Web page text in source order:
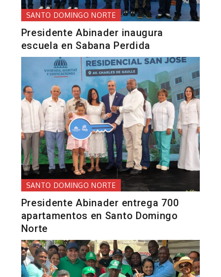
SANTO DOMINGO NORTE
Presidente Abinader inaugura
escuela en Sabana Perdida
SANTO DOMINGO NORTE
Presidente Abinader entrega 700
apartamentos en Santo Domingo
Norte